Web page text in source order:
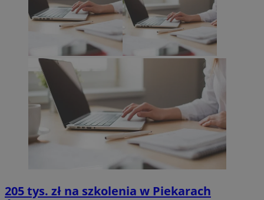
205 tys. zł na szkolenia w Piekarach